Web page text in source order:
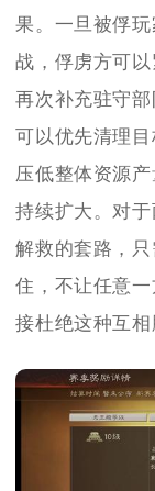
果。一旦被俘
战，俘虏方可
再次补充驻守
可以优先清理
压低整体资源
持续扩大。对
解救的套路，
住，不让任意
接杜绝这种互相